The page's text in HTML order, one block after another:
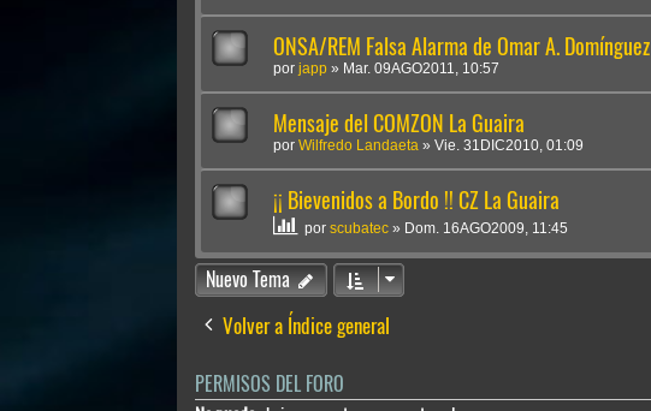
ONSA/REM Falsa Alarma de Omar A. Domínguez
por japp » Mar. 09AGO2011, 10:57
Mensaje del COMZON La Guaira
por Wilfredo Landaeta » Vie. 31DIC2010, 01:09
¡¡ Bievenidos a Bordo !! CZ La Guaira
porscubatec » Dom. 16AGO2009, 11:45
Nuevo Tema
Volver a Índice general
PERMISOS DEL FORO